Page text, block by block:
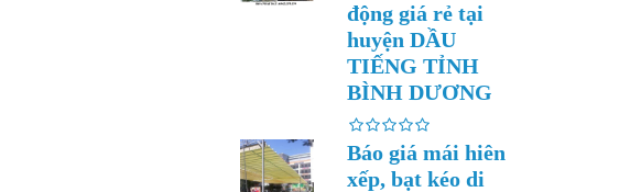
động giá rẻ tại
huyện DẦU
TIẾNG TỈNH
BÌNH DƯƠNG
Báo giá mái hiên
xếp, bạt kéo di